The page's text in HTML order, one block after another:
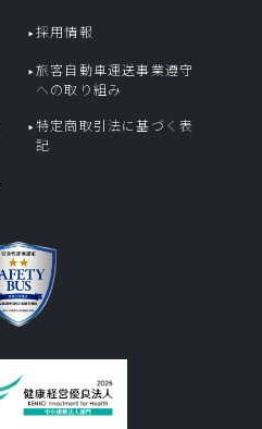
採用情報
旅客自動車運送事業遵守
への取り組み
特定商取引法に基づく表
記